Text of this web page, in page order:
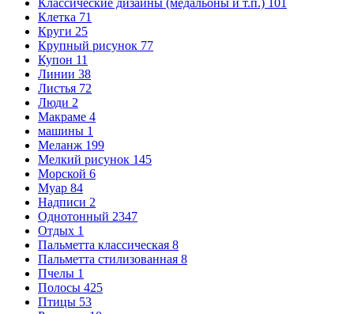
Классические дизайны (медальоны и т.п.) 101
Клетка 71
Круги 25
Крупный рисунок 77
Купон 11
Линии 38
Листья 72
Люди 2
Макраме 4
машины 1
Меланж 199
Мелкий рисунок 145
Морской 6
Муар 84
Надписи 2
Однотонный 2347
Отдых 1
Пальметта классическая 8
Пальметта стилизованная 8
Пчелы 1
Полосы 425
Птицы 53